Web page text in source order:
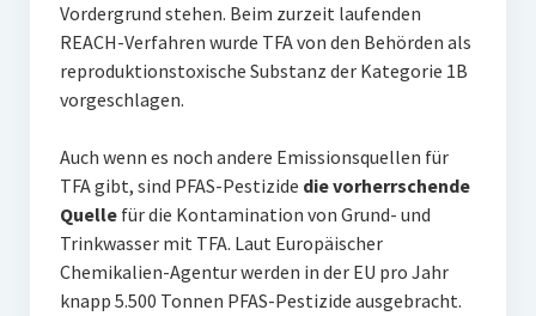
Vordergrund stehen. Beim zurzeit laufenden
REACH-Verfahren wurde TFA von den Behörden als
reproduktionstoxische Substanz der Kategorie 1B
vorgeschlagen.
Auch wenn es noch andere Emissionsquellen für
TFA gibt, sind PFAS-Pestizide die vorherrschende
Quellefür die Kontamination von Grund- und
Trinkwasser mit TFA. Laut Europäischer
Chemikalien-Agentur werden in der EU pro Jahr
knapp 5.500 Tonnen PFAS-Pestizide ausgebracht.